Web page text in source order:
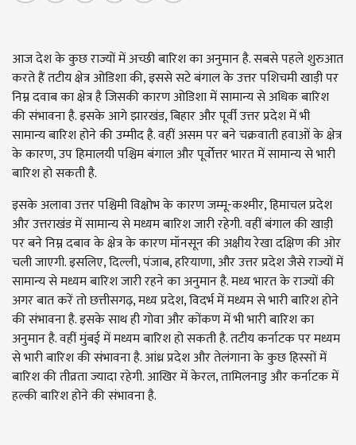
आज देश के कुछ राज्यों में अच्छी बारिश का अनुमान है. सबसे पहले शुरुआत
करते हैं तटीय क्षेत्र ओडिशा की, इससे सटे बंगाल के उत्तर पशिचमी खाड़ी पर
निम्न दवाब का क्षेत्र है जिसकी कारण ओडिशा में सामान्य से अधिक बारिश
की संभावना है. इसके आगे झारखंड, बिहार और पूर्वी उत्तर प्रदेश में भी
सामान्य बारिश होने की उम्मीद है. वहीं असम पर बने चक्रवाती हवाओं के क्षेत्र
के कारण, उप हिमालयी पश्चिम बंगाल और पूर्वोत्तर भारत में सामान्य से भारी
बारिश हो सकती है.
इसके अलावा उत्तर पश्चिमी विक्षोभ के कारण जम्मू-कश्मीर, हिमाचल प्रदेश
और उत्तराखंड में सामान्य से मध्यम बारिश जारी रहेगी. वहीं बंगाल की खाड़ी
पर बने निम्न दबाव के क्षेत्र के कारण मॉनसून की अक्षीय रेखा दक्षिण की ओर
चली जाएगी. इसलिए, दिल्ली, पंजाब, हरियाणा, और उत्तर प्रदेश जैसे राज्यों में
सामान्य से मध्यम बारिश जारी रहने का अनुमान है. मध्य भारत के राज्यों की
अगर बात करें तो छत्तीसगढ़, मध्य प्रदेश, विदर्भ में मध्यम से भारी बारिश होने
की संभावना है. इसके साथ ही गोवा और कोंकण में भी भारी बारिश का
अनुमान है. वहीं मुंबई में मध्यम बारिश हो सकती है. तटीय कर्नाटक पर मध्यम
से भारी बारिश की संभावना है. आंध्र प्रदेश और तेलंगाना के कुछ हिस्सों में
बारिश की तीव्रता ज्यादा रहेगी. आखिर में केरल, तामिलनाडु और कर्नाटक में
हल्की बारिश होने की संभावना है.